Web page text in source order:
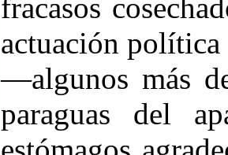
fracasos
actuación política
—algunos más
paraguas del